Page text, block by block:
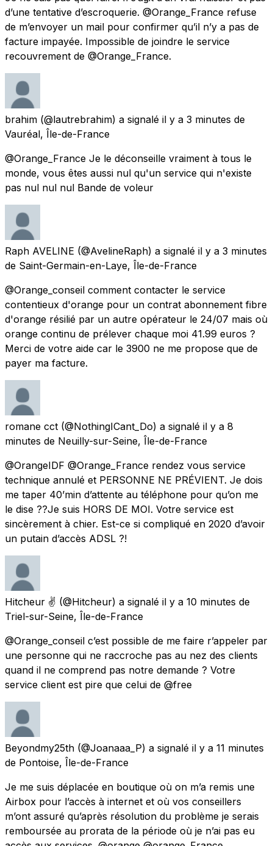
d’une tentative d’escroquerie. @Orange_France refuse
de m’envoyer un mail pour confirmer qu’il n’y a pas de
facture impayée. Impossible de joindre le service
recouvrement de @Orange_France.
brahim (@lautrebrahim) a signalé il y a 3 minutes de
Vauréal, Île-de-France
@Orange_France Je le déconseille vraiment à tous le
monde, vous êtes aussi nul qu'un service qui n'existe
pas nul nul nul Bande de voleur
Raph AVELINE (@AvelineRaph) a signalé il y a 3 minutes
de Saint-Germain-en-Laye, Île-de-France
@Orange_conseil comment contacter le service
contentieux d'orange pour un contrat abonnement fibre
d'orange résilié par un autre opérateur le 24/07 mais où
orange continu de prélever chaque moi 41.99 euros ?
Merci de votre aide car le 3900 ne me propose que de
payer ma facture.
romane cct (@NothingICant_Do) a signalé il y a 8
minutes de Neuilly-sur-Seine, Île-de-France
@OrangeIDF @Orange_France rendez vous service
technique annulé et PERSONNE NE PRÉVIENT. Je dois
me taper 40’min d’attente au téléphone pour qu’on me
le dise ??Je suis HORS DE MOI. Votre service est
sincèrement à chier. Est-ce si compliqué en 2020 d’avoir
un putain d’accès ADSL ?!
Hitcheur ✌ (@Hitcheur) a signalé il y a 10 minutes de
Triel-sur-Seine, Île-de-France
@Orange_conseil c’est possible de me faire r’appeler par
une personne qui ne raccroche pas au nez des clients
quand il ne comprend pas notre demande ? Votre
service client est pire que celui de @free
Beyondmy25th (@Joanaaa_P) a signalé il y a 11 minutes
de Pontoise, Île-de-France
Je me suis déplacée en boutique où on m’a remis une
Airbox pour l’accès à internet et où vos conseillers
m’ont assuré qu’après résolution du problème je serais
remboursée au prorata de la période où je n’ai pas eu